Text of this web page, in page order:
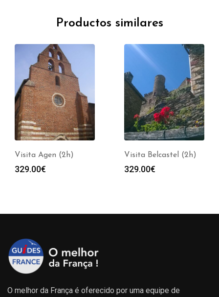
Productos similares
Visita Agen (2h)
329.00€
Visita Belcastel (2h)
329.00€
O melhor da França é oferecido por uma equipe de